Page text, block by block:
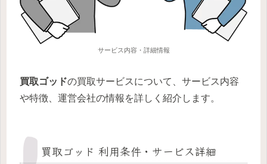
サービス内容・詳細情報
買取ゴッドの買取サービスについて、サービス内容
や特徴、運営会社の情報を詳しく紹介します。
買取ゴッド 利用条件・サービス詳細